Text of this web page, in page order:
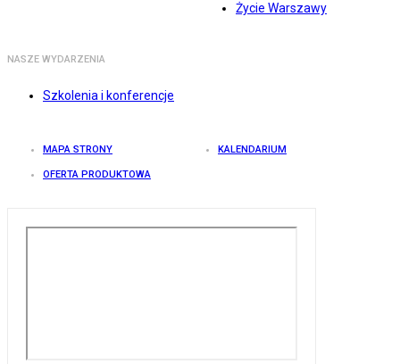
Życie Warszawy
NASZE WYDARZENIA
Szkolenia i konferencje
MAPA STRONY KALENDARIUM
OFERTA PRODUKTOWA